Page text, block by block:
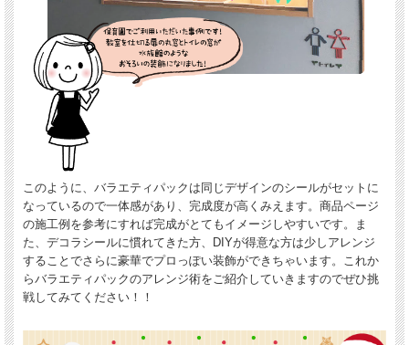
このように、バラエティパックは同じデザインのシールがセットに
なっているので一体感があり、完成度が高くみえます。商品ページ
の施工例を参考にすれば完成がとてもイメージしやすいです。ま
た、デコラシールに慣れてきた方、DIYが得意な方は少しアレンジ
することでさらに豪華でプロっぽい装飾ができちゃいます。これか
らバラエティパックのアレンジ術をご紹介していきますのでぜひ挑
戦してみてください！！